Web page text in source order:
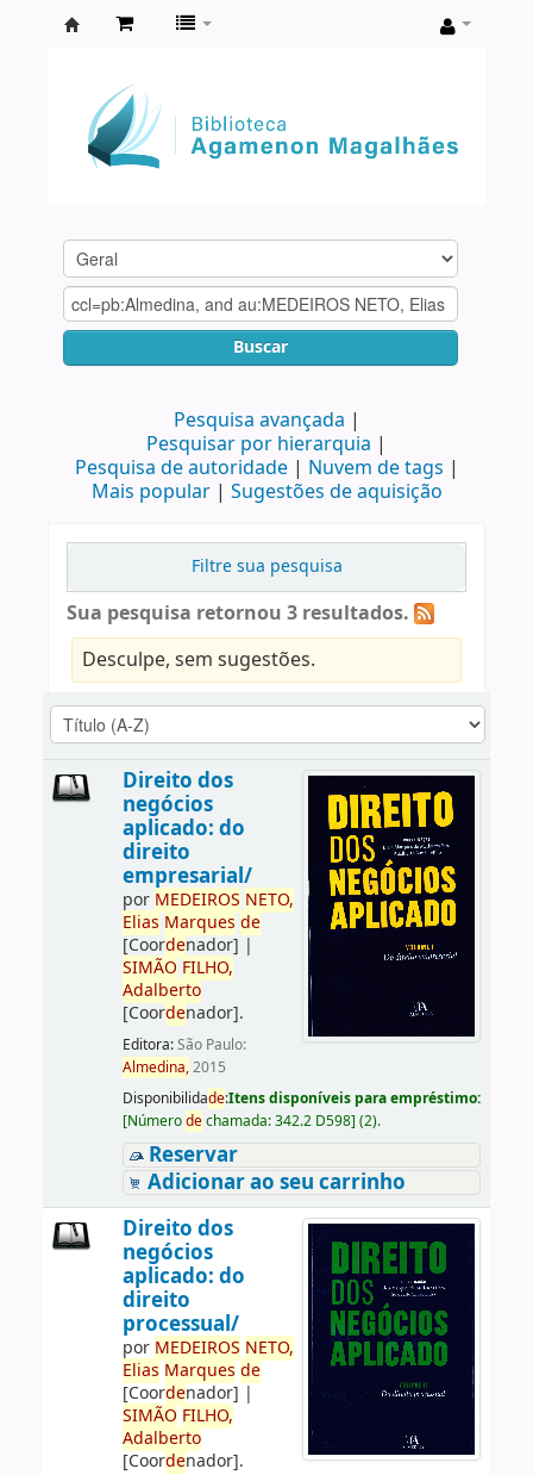
Agamenon
Magalhães
Buscar
Pesquisa avançada
Pesquisar por hierarquia
Pesquisa de autoridade
Nuvem de tags
Mais popular
Sugestões de aquisição
Filtre sua pesquisa
Sua pesquisa retornou 3 resultados.
Desculpe, sem sugestões.
Direito dos
negócios
aplicado: do
direito
empresarial/
por MEDEIROS NETO,
Elias Marques de
[Coordenador] |
SIMÃO FILHO,
Adalberto
[Coordenador].
Editora:São Paulo:
Almedina,2015
Disponibilidade:Itens disponíveis para empréstimo:
[Númerodechamada:342.2 D598] (2).
Reservar
Adicionar ao seu carrinho
Direito dos
negócios
aplicado: do
direito
processual/
por MEDEIROS NETO,
Elias Marques de
[Coordenador] |
SIMÃO FILHO,
Adalberto
[Coordenador].